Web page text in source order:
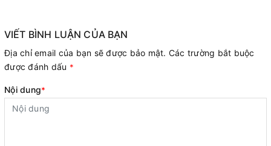
VIẾT BÌNH LUẬN CỦA BẠN
Địa chỉ email của bạn sẽ được bảo mật. Các trường bắt buộc
được đánh dấu *
Nội dung*